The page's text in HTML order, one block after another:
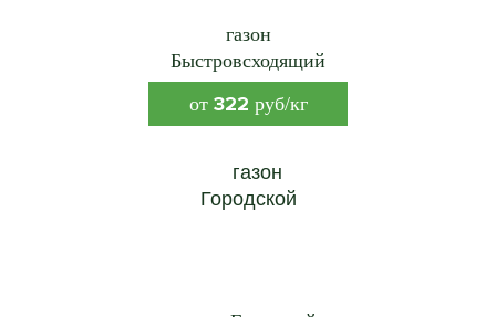
газон
Быстровсходящий
от 322 руб/кг